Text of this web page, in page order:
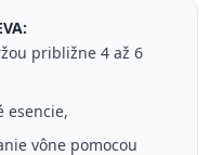
približne 4 až 6
esencie,
vône pomocou